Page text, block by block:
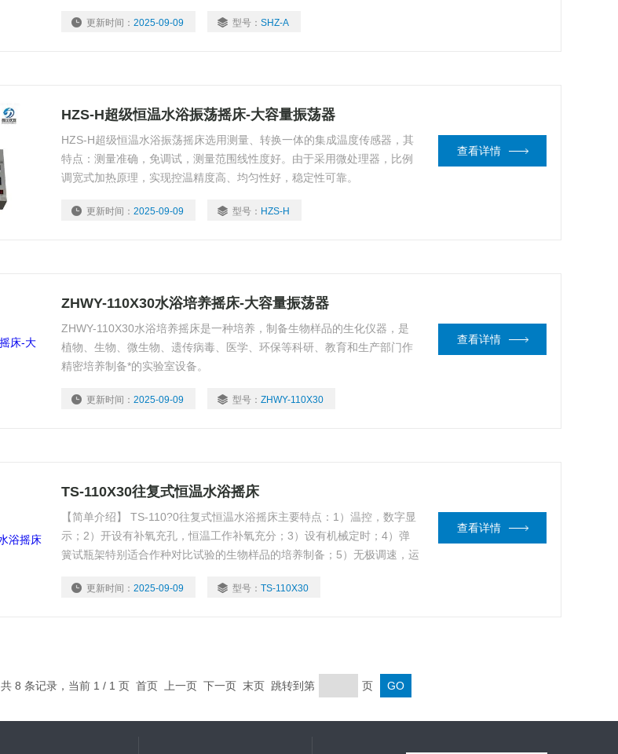
更新时间：2025-09-09 型号：SHZ-A
HZS-H超级恒温水浴振荡摇床-大容量振荡器
HZS-H超级恒温水浴振荡摇床选用测量、转换一体的集成温度传感器，其
特点：测量准确，免调试，测量范围线性度好。由于采用微处理器，比例
调宽式加热原理，实现控温精度高、均匀性好，稳定性可靠。
更新时间：2025-09-09 型号： HZS-H
查看详情
ZHWY-110X30水浴培养摇床-大容量振荡器
ZHWY-110X30水浴培养摇床是一种培养，制备生物样品的生化仪器，是
植物、生物、微生物、遗传病毒、医学、环保等科研、教育和生产部门作
精密培养制备*的实验室设备。
更新时间：2025-09-09 型号：ZHWY-110X30
查看详情
TS-110X30往复式恒温水浴摇床
【简单介绍】 TS-110?0往复式恒温水浴摇床主要特点：1）温控，数字显
示；2）开设有补氧充孔，恒温工作补氧充分；3）设有机械定时；4）弹
簧试瓶架特别适合作种对比试验的生物样品的培养制备；5）无极调速，运
更新时间：2025-09-09 型号：TS-110X30
查看详情
共 8 条记录，当前 1 / 1 页 首页 上一页 下一页 末页 跳转到第 页